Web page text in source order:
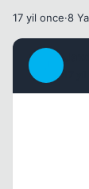
17 yil once·8